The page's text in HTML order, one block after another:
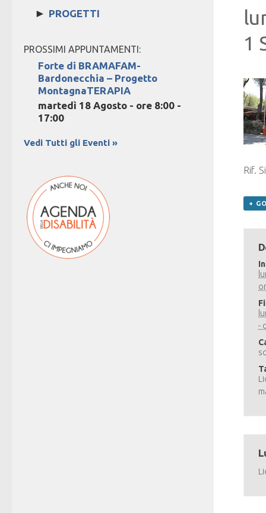
1
Rif.
+
-
► PROGETTI
PROSSIMI APPUNTAMENTI:
Forte di BRAMAFAM-
Bardonecchia – Progetto
MontagnaTERAPIA
martedì 18 Agosto - ore 8:00 -
17:00
Vedi Tutti gli Eventi »